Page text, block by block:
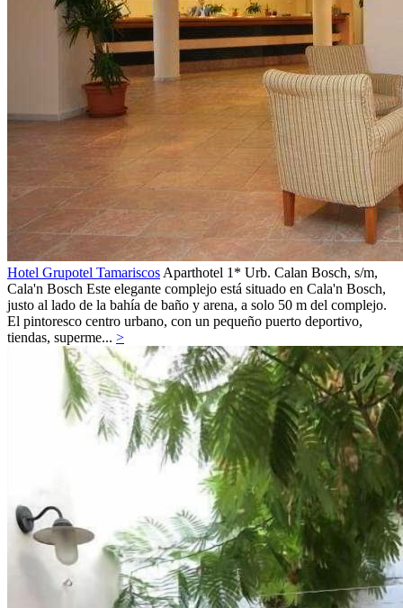
Hotel Grupotel TamariscosAparthotel 1* Urb. Calan Bosch, s/m,
Cala'n Bosch Este elegante complejo está situado en Cala'n Bosch,
justo al lado de la bahía de baño y arena, a solo 50 m del complejo.
El pintoresco centro urbano, con un pequeño puerto deportivo,
tiendas, superme... >